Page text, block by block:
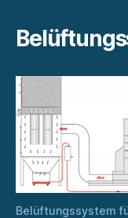
Belüftungssystem